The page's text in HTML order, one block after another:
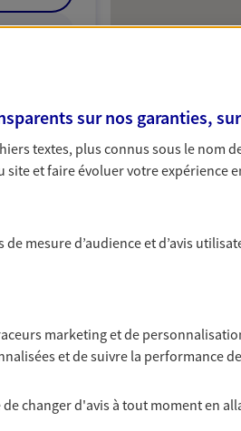
sur nos garanties,
textes, plus connus sous le nom
et faire évoluer votre expérience
de mesure d’audience et d’avis
marketing et de
et de suivre la performance
changer d'avis à tout moment en